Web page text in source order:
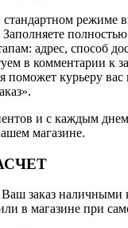
режиме
адрес, способ
в комментарии к
поможет курьеру
и с каждым днем
магазине.
заказ наличными
в магазине при